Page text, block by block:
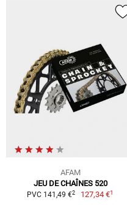
AFAM
JEU DE CHAÎNES 520
PVC 141,49 €2 127,34 €1